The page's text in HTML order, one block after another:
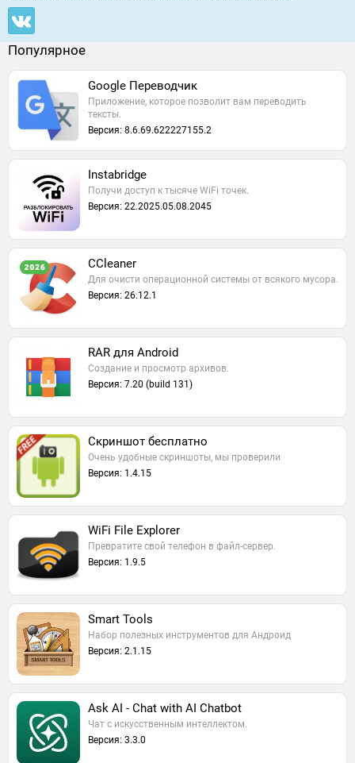
Популярное
Google Переводчик
Приложение, которое позволит вам переводить
тексты.
Версия: 8.6.69.622227155.2
Instabridge
Получи доступ к тысяче WiFi точек.
Версия: 22.2025.05.08.2045
CCleaner
Для очисти операционной системы от всякого мусора.
Версия: 26.12.1
RAR для Android
Создание и просмотр архивов.
Версия: 7.20 (build 131)
Скриншот бесплатно
Очень удобные скриншоты, мы проверили
Версия: 1.4.15
WiFi File Explorer
Превратите свой телефон в файл-сервер.
Версия: 1.9.5
Smart Tools
Набор полезных инструментов для Андроид
Версия: 2.1.15
Ask AI - Chat with AI Chatbot
Чат с искусственным интеллектом.
Версия: 3.3.0